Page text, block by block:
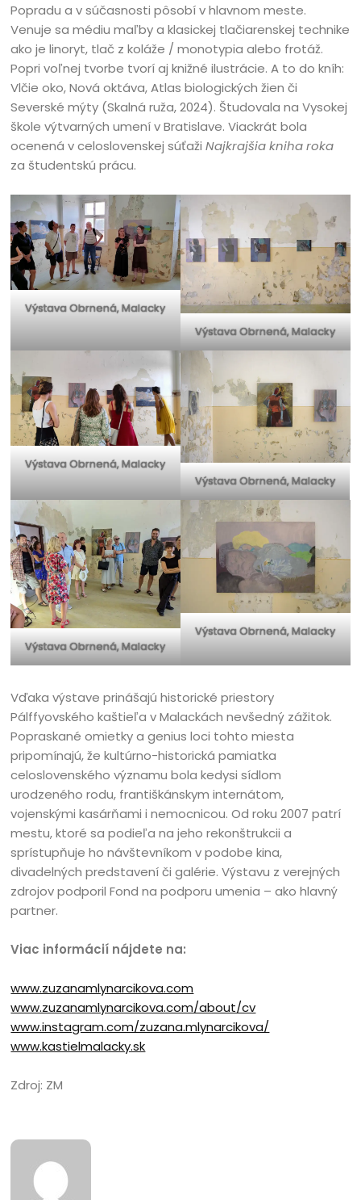
Popradu a v súčasnosti pôsobí v hlavnom meste.
Venuje sa médiu maľby a klasickej tlačiarenskej technike
ako je linoryt, tlač z koláže / monotypia alebo frotáž.
Popri voľnej tvorbe tvorí aj knižné ilustrácie. A to do kníh:
Vlčie oko, Nová oktáva, Atlas biologických žien či
Severské mýty (Skalná ruža, 2024). Študovala na Vysokej
škole výtvarných umení v Bratislave. Viackrát bola
ocenená v celoslovenskej súťažiNajkrajšia kniha roka
za študentskú prácu.
Výstava Obrnená, Malacky
Výstava Obrnená, Malacky
Výstava Obrnená, Malacky
Výstava Obrnená, Malacky
Výstava Obrnená, Malacky
Výstava Obrnená, Malacky
Vďaka výstave prinášajú historické priestory
Pálffyovského kaštieľa v Malackách nevšedný zážitok.
Popraskané omietky a genius loci tohto miesta
pripomínajú, že kultúrno-historická pamiatka
celoslovenského významu bola kedysi sídlom
urodzeného rodu, františkánskym internátom,
vojenskými kasárňami i nemocnicou. Od roku 2007 patrí
mestu, ktoré sa podieľa na jeho rekonštrukcii a
sprístupňuje ho návštevníkom v podobe kina,
divadelných predstavení či galérie. Výstavu z verejných
zdrojov podporil Fond na podporu umenia – ako hlavný
partner.
Viac informácií nájdete na:
www.zuzanamlynarcikova.com
www.zuzanamlynarcikova.com/about/cv
www.instagram.com/zuzana.mlynarcikova/
www.kastielmalacky.sk
Zdroj: ZM